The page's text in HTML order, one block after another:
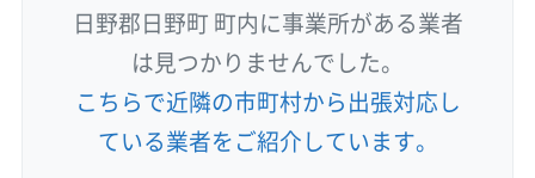
日野郡日野町 町内に事業所がある業者
は見つかりませんでした。
こちらで近隣の市町村から出張対応し
ている業者をご紹介しています。